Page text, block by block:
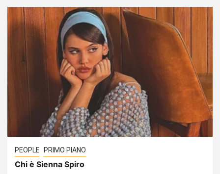
PEOPLE PRIMO PIANO
Chi è Sienna Spiro